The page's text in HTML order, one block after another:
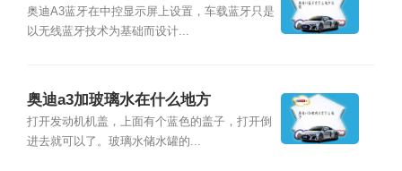
奥迪A3蓝牙在中控显示屏上设置，车载蓝牙只是
以无线蓝牙技术为基础而设计...
奥迪a3加玻璃水在什么地方
打开发动机机盖，上面有个蓝色的盖子，打开倒
进去就可以了。玻璃水储水罐的...